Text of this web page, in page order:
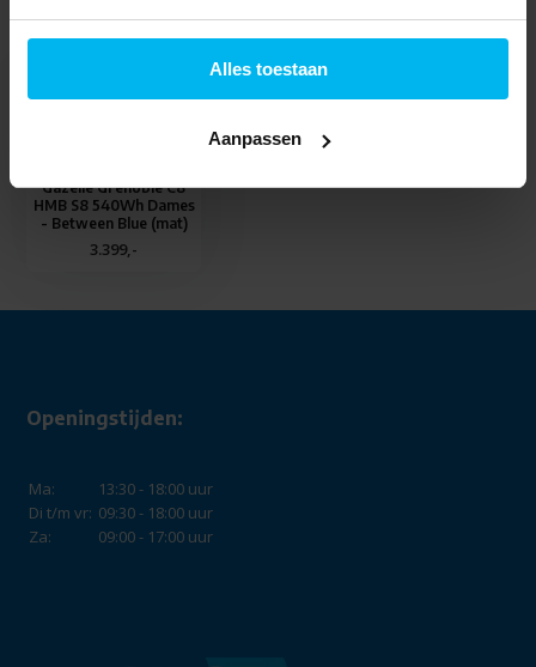
Alles toestaan
Aanpassen
Gazelle Grenoble C8
HMB S8 540Wh Dames
- Between Blue (mat)
3.399,-
Openingstijden:
Ma:
13:30 - 18:00 uur
Di t/m vr: 09:30 - 18:00 uur
Za:
09:00 - 17:00 uur